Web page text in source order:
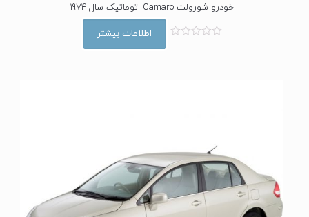
خودرو شورولت Camaro اتوماتیک سال 1974
اطلاعات بیشتر